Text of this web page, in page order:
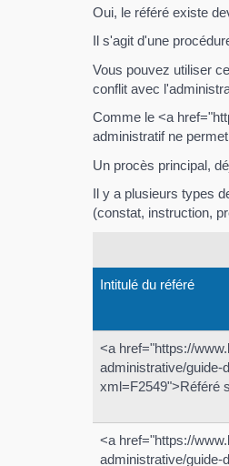
Oui, le référé existe
Il s'agit d'une
Vous pouvez utiliser
conflit avec
Comme le <a
administratif ne
Un procès principal,
Il y a plusieurs types
(constat, instruction,
Intitulé du référé
<a href="https://
administrative/guide-
xml=F2549">Référé
<a href="https://
administrative/guide-